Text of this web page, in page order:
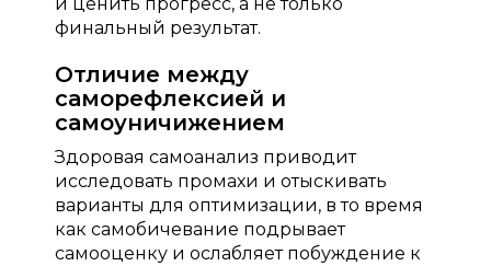
финальный результат.
Отличие между
саморефлексией и
самоуничижением
Здоровая самоанализ приводит
исследовать промахи и отыскивать
варианты для оптимизации, в то время
как самобичевание подрывает
самооценку и ослабляет побуждение к